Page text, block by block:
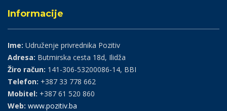
Informacije
Ime: Udruženje privrednika Pozitiv
Adresa: Butmirska cesta 18d, Ilidža
Žiro račun: 141-306-53200086-14, BBI
Telefon: +387 33 778 662
Mobitel: +387 61 520 860
Web: www.pozitiv.ba